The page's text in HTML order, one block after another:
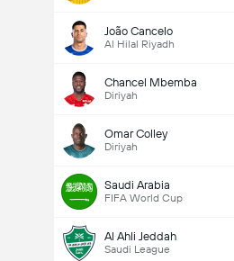
João Cancelo
Al Hilal Riyadh
Chancel Mbemba
Diriyah
Omar Colley
Diriyah
Saudi Arabia
FIFA World Cup
Al Ahli Jeddah
Saudi League